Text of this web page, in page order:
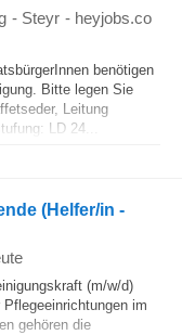
- Steyr - heyjobs.co
benötigen
Bitte legen Sie
Leitung
LD 24...
(Helfer/in -
(m/w/d)
im
gehören die